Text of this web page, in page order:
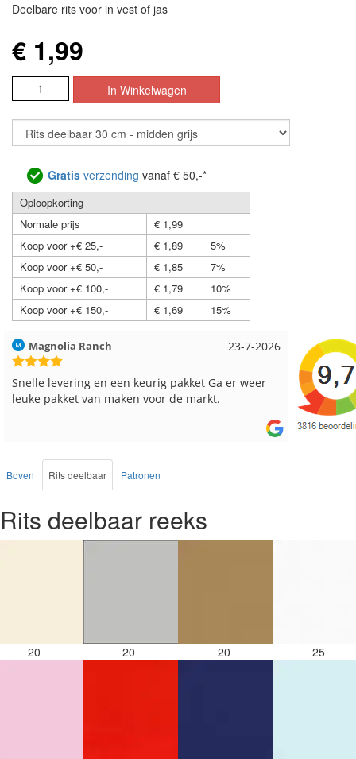
Deelbare rits voor in vest of jas
€ 1,99
Gratis verzending vanaf € 50,-*
Oploopkorting
Normale prijs
€ 1,99
Koop voor +€ 25,-
€ 1,89
5%
Koop voor +€ 50,-
€ 1,85
7%
Koop voor +€ 100,-
€ 1,79
10%
Koop voor +€ 150,-
€ 1,69 15%
17-7-2026
Hilde uit Loyers
Reeds meerdere keren breigaren en breinaalden
besteld, altijd heel tevreden over de service.
Loes uit
Snelle
Boven Rits deelbaar Patronen
Rits deelbaar reeks
20 20 20 25